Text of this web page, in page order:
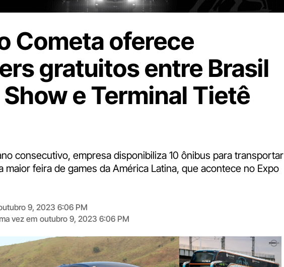
Cometa oferece
gratuitos entre Brasil
Show e Terminal Tietê
consecutivo, empresa disponibiliza 10 ônibus para transportar
maior feira de games da América Latina, que acontece no Expo
9, 2023 6:06 PM
vez em outubro 9, 2023 6:06 PM
Digite
aqui
o